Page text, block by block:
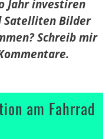
Jahr investiren
Satelliten Bilder
Schreib mir
am Fahrrad